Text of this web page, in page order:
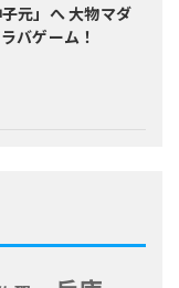
元」へ大物マダ
バゲーム！